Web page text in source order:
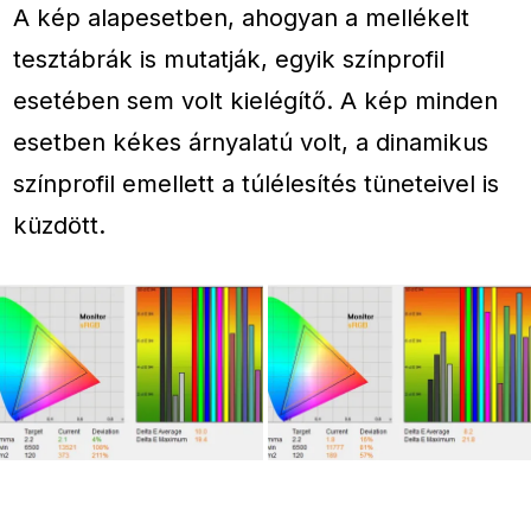
A kép alapesetben, ahogyan a mellékelt
tesztábrák is mutatják, egyik színprofil
esetében sem volt kielégítő. A kép minden
esetben kékes árnyalatú volt, a dinamikus
színprofil emellett a túlélesítés tüneteivel is
küzdött.